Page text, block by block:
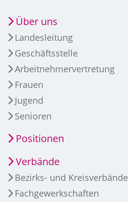
Über uns
Landesleitung
Geschäftsstelle
Arbeitnehmervertretung
Frauen
Jugend
Senioren
Positionen
Verbände
Bezirks- und Kreisverbände
Fachgewerkschaften